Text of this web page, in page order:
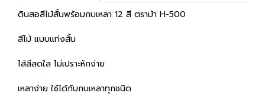
ดินสอสีไม้สั้นพร้อมกบเหลา 12 สี ตราม้า H-500
สีไม้ แบบแท่งสั้น
ไส้สีสดใส ไม่เปราะหักง่าย
เหลาง่าย ใช้ได้กับกบเหลาทุกชนิด